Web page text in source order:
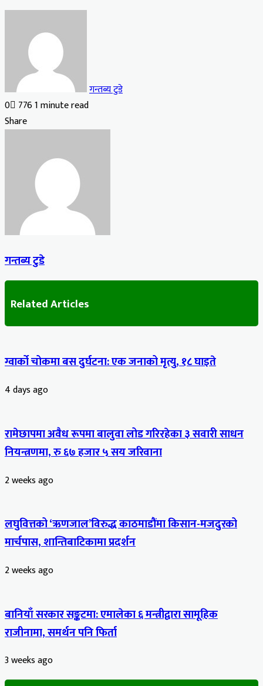
गन्तब्य टुडे
0 7761 minute read
Facebook
X
LinkedIn
Tumblr
Pinterest
Reddit
VKontakte
Odnoklassniki
Pocket
Share
गन्तब्य टुडे
Related Articles
ग्वार्को चोकमा बस दुर्घटना: एक जनाको मृत्यु, १८ घाइते
4 days ago
रामेछापमा अवैध रूपमा बालुवा लोड गरिरहेका ३ सवारी साधन
नियन्त्रणमा, रु ६७ हजार ५ सय जरिवाना
2 weeks ago
लघुवित्तको ‘ऋणजाल’विरुद्ध काठमाडौंमा किसान-मजदुरको
मार्चपास, शान्तिबाटिकामा प्रदर्शन
2 weeks ago
बानियाँ सरकार सङ्कटमा: एमालेका ६ मन्त्रीद्वारा सामूहिक
राजीनामा, समर्थन पनि फिर्ता
3 weeks ago